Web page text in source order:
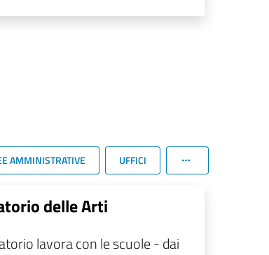
AMMINISTRATIVE UFFICI
delle Arti
lavora con le scuole - dai